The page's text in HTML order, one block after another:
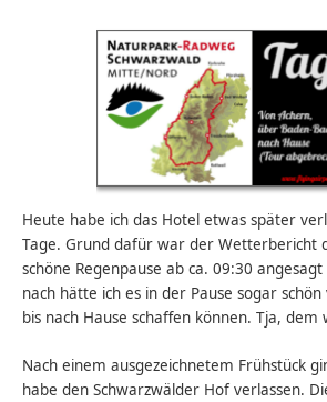
Heute habe ich das Hotel etwas später
Tage. Grund dafür war der Wetterbericht
schöne Regenpause ab ca. 09:30
nach hätte ich es in der Pause sogar
bis nach Hause schaffen können. Tja, dem
Nach einem ausgezeichnetem Frühstück
habe den Schwarzwälder Hof verlassen.